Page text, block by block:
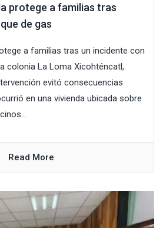
protege a familias tras
de gas
a familias tras un incidente con
colonia La Loma Xicohténcatl,
evitó consecuencias
en una vivienda ubicada sobre
Read More